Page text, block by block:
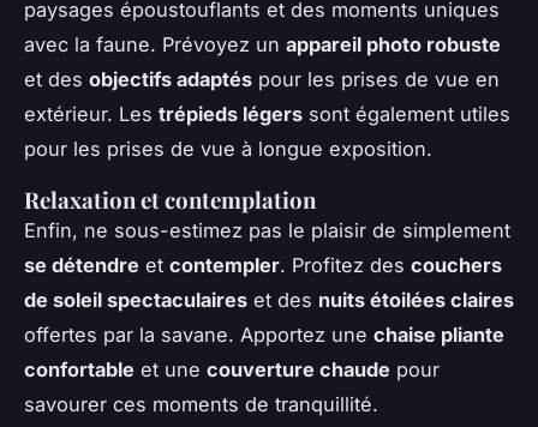
paysages époustouflants et des moments uniques
avec la faune. Prévoyez un appareil photo robuste
et des objectifs adaptés pour les prises de vue en
extérieur. Les trépieds légers sont également utiles
pour les prises de vue à longue exposition.
Relaxation et contemplation
Enfin, ne sous-estimez pas le plaisir de simplement
se détendre et contempler. Profitez des couchers
de soleil spectaculaires et des nuits étoilées claires
offertes par la savane. Apportez une chaise pliante
confortable et une couverture chaude pour
savourer ces moments de tranquillité.